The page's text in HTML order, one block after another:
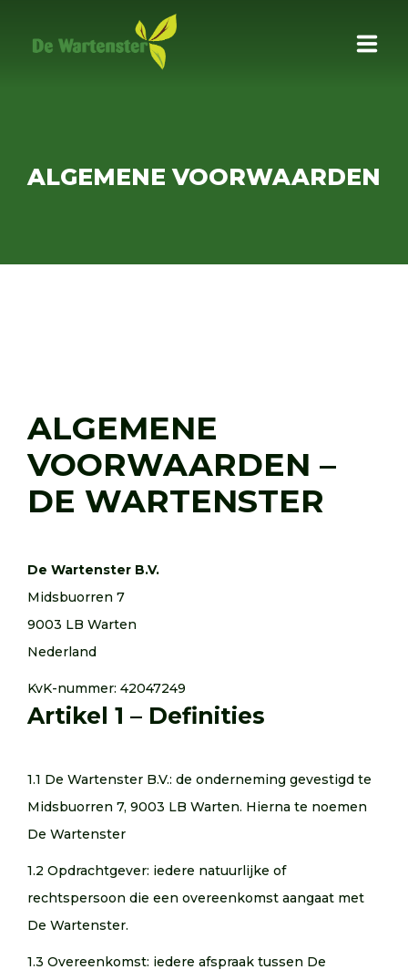
CONTACT
ALGEMENE VOORWAARDEN
ALGEMENE
VOORWAARDEN –
DE WARTENSTER
De Wartenster B.V.
Midsbuorren 7
9003 LB Warten
Nederland
KvK-nummer: 42047249
Artikel 1 – Definities
1.1 De Wartenster B.V.: de onderneming gevestigd te
Midsbuorren 7, 9003 LB Warten. Hierna te noemen
De Wartenster
1.2 Opdrachtgever: iedere natuurlijke of
rechtspersoon die een overeenkomst aangaat met
De Wartenster.
1.3 Overeenkomst: iedere afspraak tussen De